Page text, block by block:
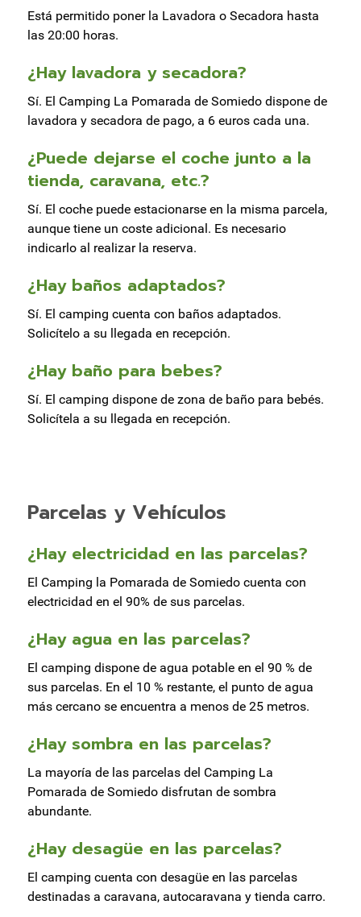
Está permitido poner la Lavadora o Secadora hasta
las 20:00 horas.
¿Hay lavadora y secadora?
Sí. El Camping La Pomarada de Somiedo dispone de
lavadora y secadora de pago, a 6 euros cada una.
¿Puede dejarse el coche junto a la
tienda, caravana, etc.?
Sí. El coche puede estacionarse en la misma parcela,
aunque tiene un coste adicional. Es necesario
indicarlo al realizar la reserva.
¿Hay baños adaptados?
Sí. El camping cuenta con baños adaptados.
Solicítelo a su llegada en recepción.
¿Hay baño para bebes?
Sí. El camping dispone de zona de baño para bebés.
Solicítela a su llegada en recepción.
Parcelas y Vehículos
¿Hay electricidad en las parcelas?
El Camping la Pomarada de Somiedo cuenta con
electricidad en el 90% de sus parcelas.
¿Hay agua en las parcelas?
El camping dispone de agua potable en el 90 % de
sus parcelas. En el 10 % restante, el punto de agua
más cercano se encuentra a menos de 25 metros.
¿Hay sombra en las parcelas?
La mayoría de las parcelas del Camping La
Pomarada de Somiedo disfrutan de sombra
abundante.
¿Hay desagüe en las parcelas?
El camping cuenta con desagüe en las parcelas
destinadas a caravana, autocaravana y tienda carro.